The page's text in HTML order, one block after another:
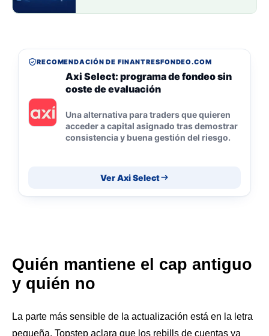
RECOMENDACIÓN DE FINANTRESFONDEO.COM
Axi Select: programa de fondeo sin
coste de evaluación
Una alternativa para traders que quieren
acceder a capital asignado tras demostrar
consistencia y buena gestión del riesgo.
Ver Axi Select
Quién mantiene el cap antiguo
y quién no
La parte más sensible de la actualización está en la letra
pequeña. Topstep aclara que los rebills de cuentas ya